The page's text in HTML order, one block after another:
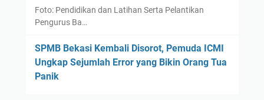
n
a
h
p
D
r
a
s
Foto: Pendidikan dan Latihan Serta Pelantikan
Pengurus Ba…
SPMB Bekasi Kembali Disorot, Pemuda ICMI
Ungkap Sejumlah Error yang Bikin Orang Tua
Panik